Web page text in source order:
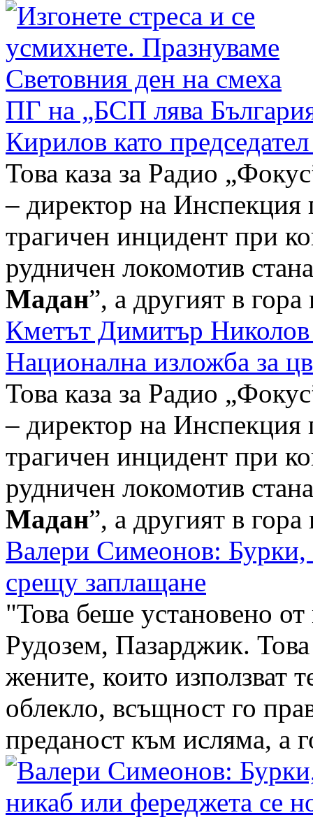
ПГ на „БСП лява
Кирилов като
Това каза за Радио
– директор на
трагичен инцидент при
рудничен локомотив
Мадан”, а другият в гора
Кметът Димитър Николов
Национална изложба за
Това каза за Радио
– директор на
трагичен инцидент при
рудничен локомотив
Мадан”, а другият в гора
Валери Симеонов: Бурки,
срещу заплащане
"Това беше установено
Рудозем, Пазарджик.
жените, които използват
облекло, всъщност го
преданост към исляма, а